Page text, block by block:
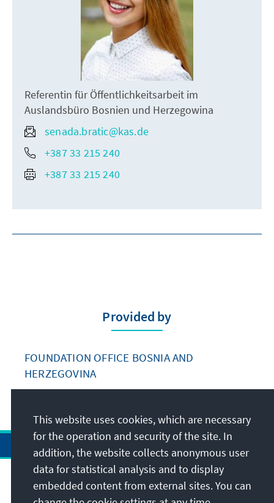
Referentin für Öffentlichkeitsarbeit im
Auslandsbüro Bosnien und Herzegowina
senada.bratic@kas.de
+387 33 215 240
+387 33 215 240
Provided by
FOUNDATION OFFICE BOSNIA AND
HERZEGOVINA
Address
This website uses cookies, which are necessary
for the operation and security of the site. In
addition, the website collects anonymous user
data for statistical analysis and to display
embedded content from external sites. You can